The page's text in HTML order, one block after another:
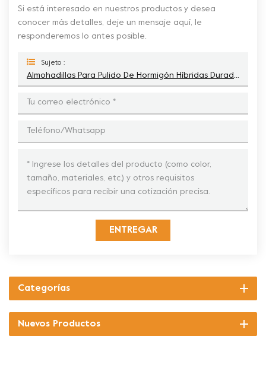
Si está interesado en nuestros productos y desea
conocer más detalles, deje un mensaje aquí, le
responderemos lo antes posible.
Sujeto :
ENTREGAR
Categorías
Nuevos Productos